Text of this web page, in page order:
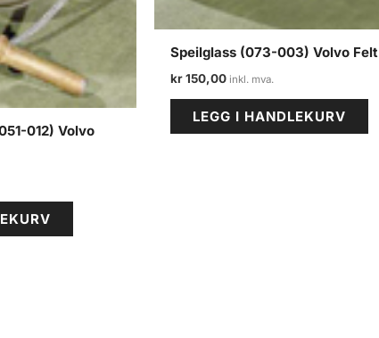
012) Volvo
Speilglass (073-003) Volvo Felt
kr150,00
LEGG I HANDLEKURV